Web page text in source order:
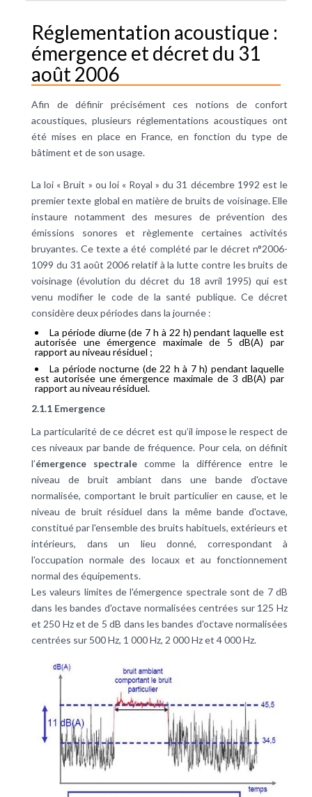
Réglementation acoustique :
émergence et décret du 31
août 2006
Afin de définir précisément ces notions de confort
acoustiques, plusieurs réglementations acoustiques ont
été mises en place en France, en fonction du type de
bâtiment et de son usage.
La loi « Bruit » ou loi « Royal » du 31 décembre 1992 est le
premier texte global en matière de bruits de voisinage. Elle
instaure notamment des mesures de prévention des
émissions sonores et règlemente certaines activités
bruyantes. Ce texte a été complété par le décret n°2006-
1099 du 31 août 2006 relatif à la lutte contre les bruits de
voisinage (évolution du décret du 18 avril 1995) qui est
venu modifier le code de la santé publique. Ce décret
considère deux périodes dans la journée :
La période diurne (de 7 h à 22 h) pendant laquelle est
autorisée une émergence maximale de 5 dB(A) par
rapport au niveau résiduel ;
La période nocturne (de 22 h à 7 h) pendant laquelle
est autorisée une émergence maximale de 3 dB(A) par
rapport au niveau résiduel.
2.1.1 Emergence
La particularité de ce décret est qu’il impose le respect de
ces niveaux par bande de fréquence. Pour cela, on définit
l’émergence spectrale comme la différence entre le
niveau de bruit ambiant dans une bande d'octave
normalisée, comportant le bruit particulier en cause, et le
niveau de bruit résiduel dans la même bande d'octave,
constitué par l'ensemble des bruits habituels, extérieurs et
intérieurs, dans un lieu donné, correspondant à
l'occupation normale des locaux et au fonctionnement
normal des équipements.
Les valeurs limites de l'émergence spectrale sont de 7 dB
dans les bandes d'octave normalisées centrées sur 125 Hz
et 250 Hz et de 5 dB dans les bandes d'octave normalisées
centrées sur 500 Hz, 1 000 Hz, 2 000 Hz et 4 000 Hz.